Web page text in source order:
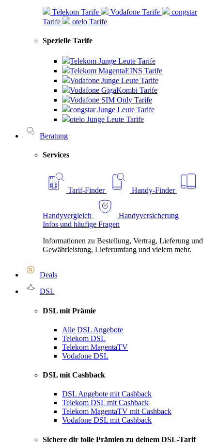
Telekom Tarife Vodafone Tarife
congstar
Tarife
otelo Tarife
Spezielle Tarife
Telekom Junge Leute Tarife
Telekom MagentaEINS Tarife
Vodafone Junge Leute Tarife
Vodafone GigaKombi Tarife
Vodafone SIM Only Tarife
congstar Junge Leute Tarife
otelo Junge Leute Tarife
Beratung
Services
Tarif-Finder Handy-Finder
Handyvergleich
Handyversicherung
Infos und häufige Fragen
Informationen zu Bestellung, Vertrag, Lieferung und
Gewährleistung, Lieferumfang und vielem mehr.
Deals
DSL
DSL mit Prämie
Alle DSL Angebote
Telekom DSL
Telekom MagentaTV
Vodafone DSL
DSL mit Cashback
DSL Angebote mit Cashback
Telekom DSL mit Cashback
Telekom MagentaTV mit Cashback
Vodafone DSL mit Cashback
Sichere dir tolle Prämien zu deinem DSL-Tarif